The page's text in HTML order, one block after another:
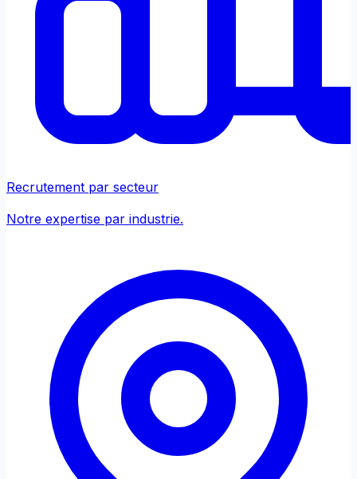
Recrutement par secteur
Notre expertise par industrie.